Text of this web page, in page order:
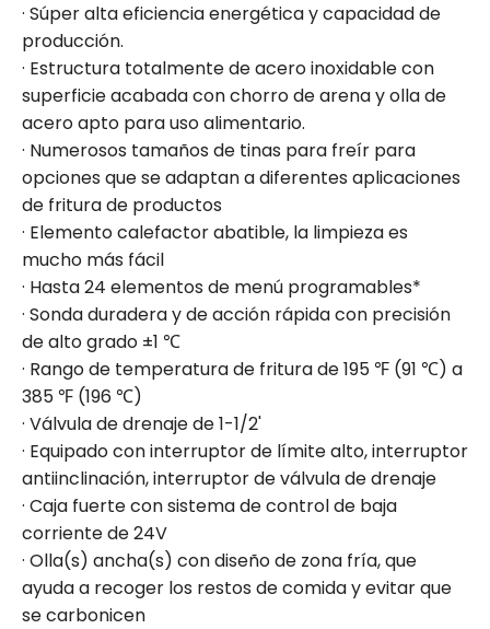
· Súper alta eficiencia energética y capacidad de
producción.
· Estructura totalmente de acero inoxidable con
superficie acabada con chorro de arena y olla de
acero apto para uso alimentario.
· Numerosos tamaños de tinas para freír para
opciones que se adaptan a diferentes aplicaciones
de fritura de productos
· Elemento calefactor abatible, la limpieza es
mucho más fácil
· Hasta 24 elementos de menú programables*
· Sonda duradera y de acción rápida con precisión
de alto grado ±1 ℃
· Rango de temperatura de fritura de 195 ℉ (91 ℃) a
385 ℉ (196 ℃)
· Válvula de drenaje de 1-1/2'
· Equipado con interruptor de límite alto, interruptor
antiinclinación, interruptor de válvula de drenaje
· Caja fuerte con sistema de control de baja
corriente de 24V
· Olla(s) ancha(s) con diseño de zona fría, que
ayuda a recoger los restos de comida y evitar que
se carbonicen